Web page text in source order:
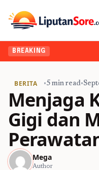
BREAKING
BERITA •5 min read•
Menjaga
Gigi dan
Mega
Author